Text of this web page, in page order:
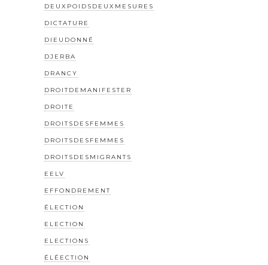
DEUXPOIDSDEUXMESURES
DICTATURE
DIEUDONNÉ
DJERBA
DRANCY
DROITDEMANIFESTER
DROITE
DROITSDESFEMMES
DROITSDESFEMMES
DROITSDESMIGRANTS
EELV
EFFONDREMENT
ÉLECTION
ELECTION
ELECTIONS
ÉLÉECTION